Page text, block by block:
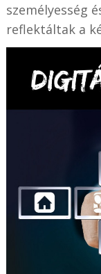
személyesség
reflektáltak a